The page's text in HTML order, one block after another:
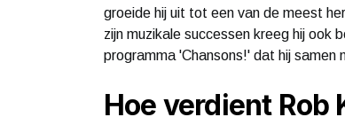
groeide hij uit tot een van de meest
zijn muzikale successen kreeg hij ook
programma 'Chansons!' dat hij
Hoe verdient Rob